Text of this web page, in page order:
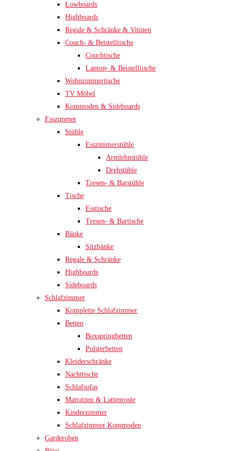
Lowboards
Highboards
Regale & Schränke & Vitinen
Couch- & Beistelltische
Couchtische
Laptop- & Beistelltische
Wohnzimmertische
TV Möbel
Kommoden & Sideboards
Esszimmer
Stühle
Esszimmerstühle
Armlehnstühle
Drehstühle
Tresen- & Barstühle
Tische
Esstische
Tresen- & Bartische
Bänke
Sitzbänke
Regale & Schränke
Highboards
Sideboards
Schlafzimmer
Komplette Schlafzimmer
Betten
Boxspringbetten
Polsterbetten
Kleiderschränke
Nachttische
Schlafsofas
Matratzen & Lattenroste
Kinderzimmer
Schlafzimmer Kommoden
Garderoben